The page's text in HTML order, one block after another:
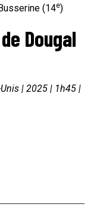
(14e)
Dougal
Unis | 2025 | 1h45 |